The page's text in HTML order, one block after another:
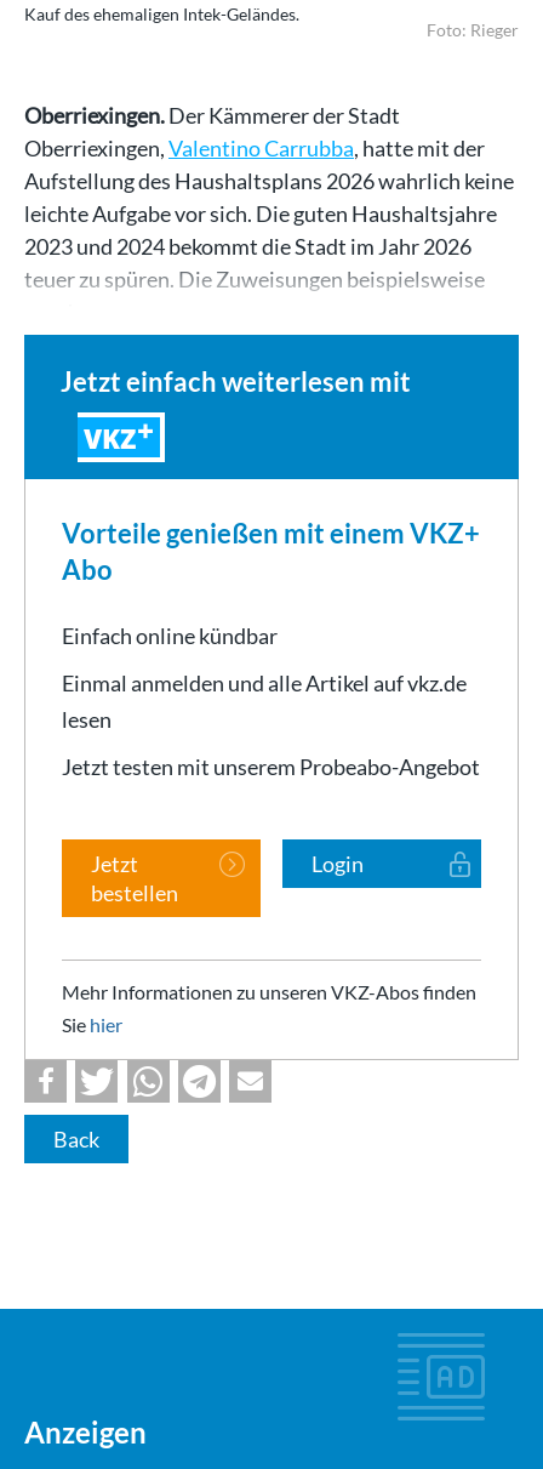
Kauf des ehemaligen Intek-Geländes.
Foto: Rieger
Oberriexingen.Der Kämmerer der Stadt
Oberriexingen,Valentino Carrubba, hatte mit der
Aufstellung des Haushaltsplans 2026 wahrlich keine
leichte Aufgabe vor sich. Die guten Haushaltsjahre
2023 und 2024 bekommt die Stadt im Jahr 2026
teuer zu spüren. Die Zuweisungen beispielsweise
Jetzt einfach weiterlesen mit
VKZ
Vorteile genießen mit einem VKZ+
Abo
Einfach online kündbar
Einmal anmelden und alle Artikel auf vkz.de
lesen
Jetzt testen mit unserem Probeabo-Angebot
Jetzt
bestellen
Login
Mehr Informationen zu unseren VKZ-Abos finden
Sie hier
Back
Anzeigen